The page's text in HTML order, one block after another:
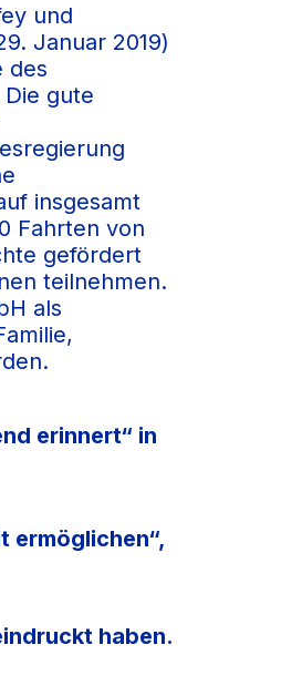
und
Januar 2019)
des
gute
insgesamt
Fahrten von
gefördert
teilnehmen.
als
erinnert“ in
ermöglichen“,
haben.